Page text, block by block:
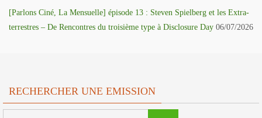
[Parlons Ciné, La Mensuelle] épisode 13 : Steven Spielberg et les Extra-
terrestres – De Rencontres du troisième type à Disclosure Day 06/07/2026
RECHERCHER UNE EMISSION